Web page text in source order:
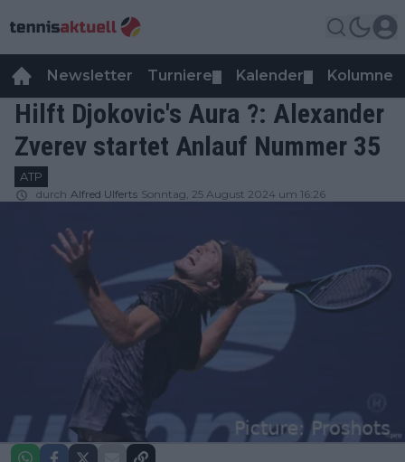
Newsletter Turniere Kalender Kolumnen
Hilft Djokovic's Aura ?: Alexander
Zverev startet Anlauf Nummer 35
ATP
durch Alfred Ulferts Sonntag, 25 August 2024 um 16:26